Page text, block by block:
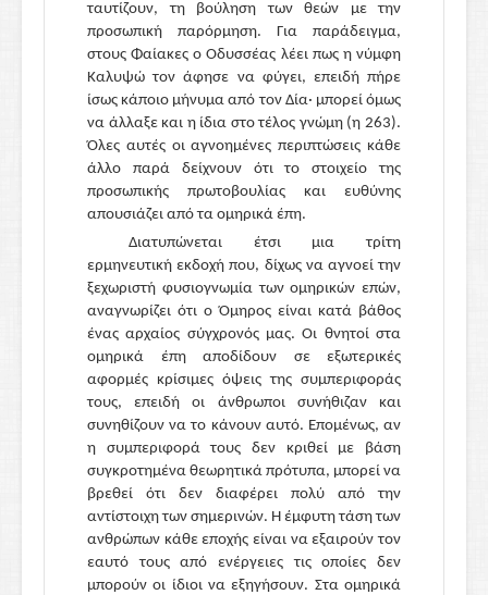
ταυτίζουν, τη βούληση των θεών με την
προσωπική παρόρμηση. Για παράδειγμα,
στους Φαίακες ο Οδυσσέας λέει πως η νύμφη
Καλυψώ τον άφησε να φύγει, επειδή πήρε
ίσως κάποιο μήνυμα από τον Δία· μπορεί όμως
να άλλαξε και η ίδια στο τέλος γνώμη (η 263).
Όλες αυτές οι αγνοημένες περιπτώσεις κάθε
άλλο παρά δείχνουν ότι το στοιχείο της
προσωπικής πρωτοβουλίας και ευθύνης
απουσιάζει από τα ομηρικά έπη.
Διατυπώνεται έτσι μια τρίτη
ερμηνευτική εκδοχή που, δίχως να αγνοεί την
ξεχωριστή φυσιογνωμία των ομηρικών επών,
αναγνωρίζει ότι ο Όμηρος είναι κατά βάθος
ένας αρχαίος σύγχρονός μας. Οι θνητοί στα
ομηρικά έπη αποδίδουν σε εξωτερικές
αφορμές κρίσιμες όψεις της συμπεριφοράς
τους, επειδή οι άνθρωποι συνήθιζαν και
συνηθίζουν να το κάνουν αυτό. Επομένως, αν
η συμπεριφορά τους δεν κριθεί με βάση
συγκροτημένα θεωρητικά πρότυπα, μπορεί να
βρεθεί ότι δεν διαφέρει πολύ από την
αντίστοιχη των σημερινών. Η έμφυτη τάση των
ανθρώπων κάθε εποχής είναι να εξαιρούν τον
εαυτό τους από ενέργειες τις οποίες δεν
μπορούν οι ίδιοι να εξηγήσουν. Στα ομηρικά